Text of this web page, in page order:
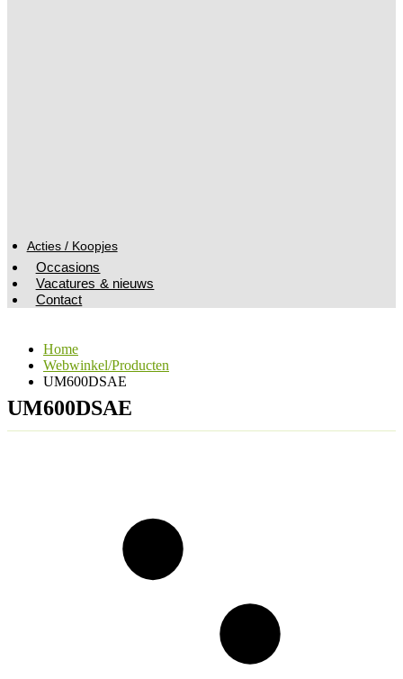
Acties / Koopjes
Occasions
Vacatures & nieuws
Contact
Home
Webwinkel/Producten
UM600DSAE
UM600DSAE